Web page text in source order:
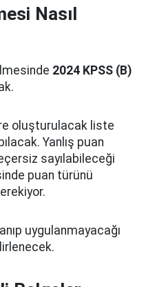
Nasıl
2024 KPSS (B)
oluşturulacak liste
Yanlış puan
sayılabileceği
puan türünü
uygulanmayacağı